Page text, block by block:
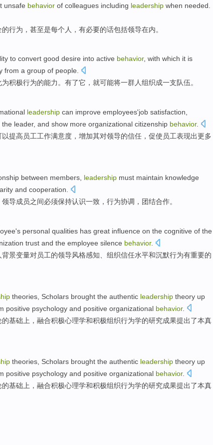
unsafe behavior of colleagues including leadership when needed
的行为 ，甚至是每个人， 有必要的话包括领导在内。
to convert good desire into active behavior, with which it is
from a group of people.
为积极行为的能力。 有了它 ， 就可能将一群人组织成一支队伍。
leadership can improve employees'job satisfaction
the leader, and show more organizational citizenship behavior.
以提高员工工作满意度 ， 增加其对领导的信任 ，促使员工表现出更多
between members leadership must maintain knowledge
and cooperation
领导成员之间必须保持认识一致， 行为协调 ， 团结合作。
's personal qualities has great influence on the cognitive of the
trust and the employee silence behavior.
背景变量对员工的领导风格感知 组织信任水平和沉默行为有重要的
theories , Scholars brought the authentic leadership theory up
positive psychology and positive organizational behavior.
的基础 上 ，融合积极心理学和积极组织行为学的研究成果提出了本真
theories, Scholars brought the authentic leadership theory up
positive psychology and positive organizational behavior.
的基础上 ，融合积极心理学和积极组织行为学的研究成果提出了本真